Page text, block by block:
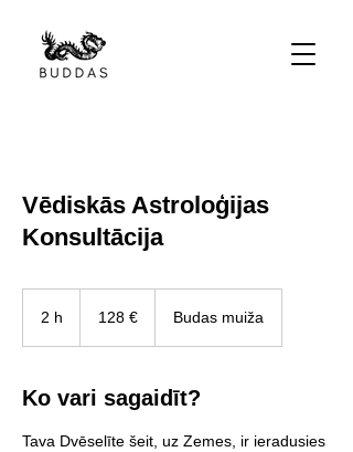
Vēdiskās Astroloģijas
Konsultācija
2 h 128 € Budas muiža
Ko vari sagaidīt?
Tava Dvēselīte šeit, uz Zemes, ir ieradusies